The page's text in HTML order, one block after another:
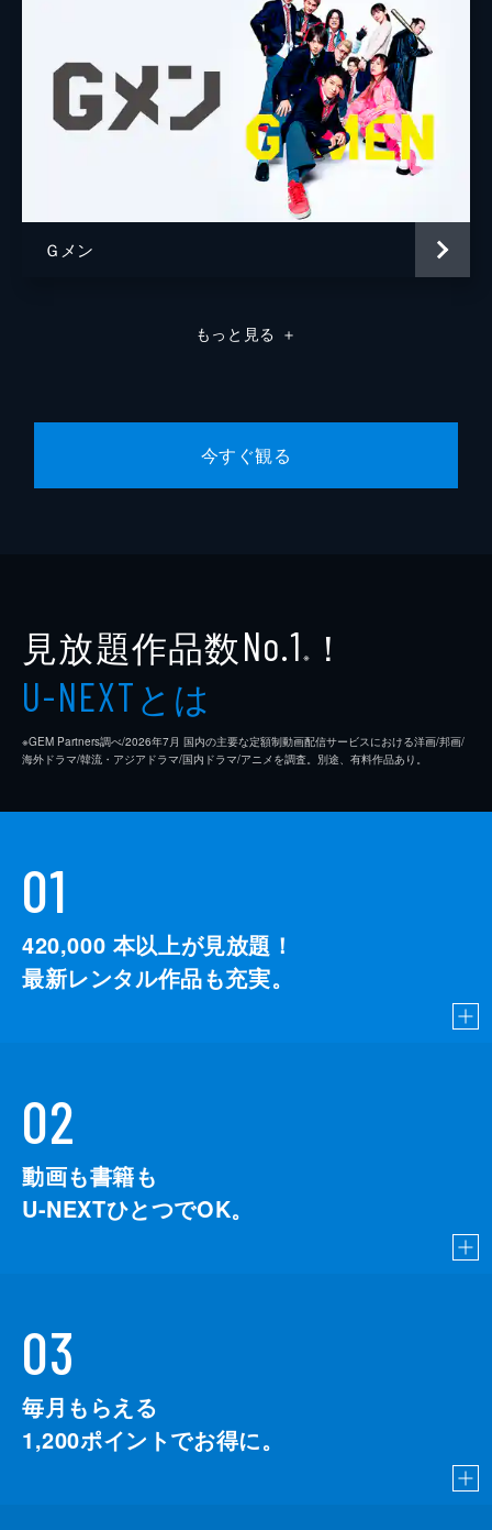
Ｇメン
もっと見る ＋
今すぐ観る
見放題作品数No.1 ※ ！
U-NEXTとは
※GEM Partners調べ/2026年7⽉ 国内の主要な定額制動画配信サービスにおける洋画/邦画/
海外ドラマ/韓流・アジアドラマ/国内ドラマ/アニメを調査。別途、有料作品あり。
01
420,000 本以上が見放題！
最新レンタル作品も充実。
02
動画も書籍も
U-NEXTひとつでOK。
03
毎月もらえる
1,200ポイントでお得に。